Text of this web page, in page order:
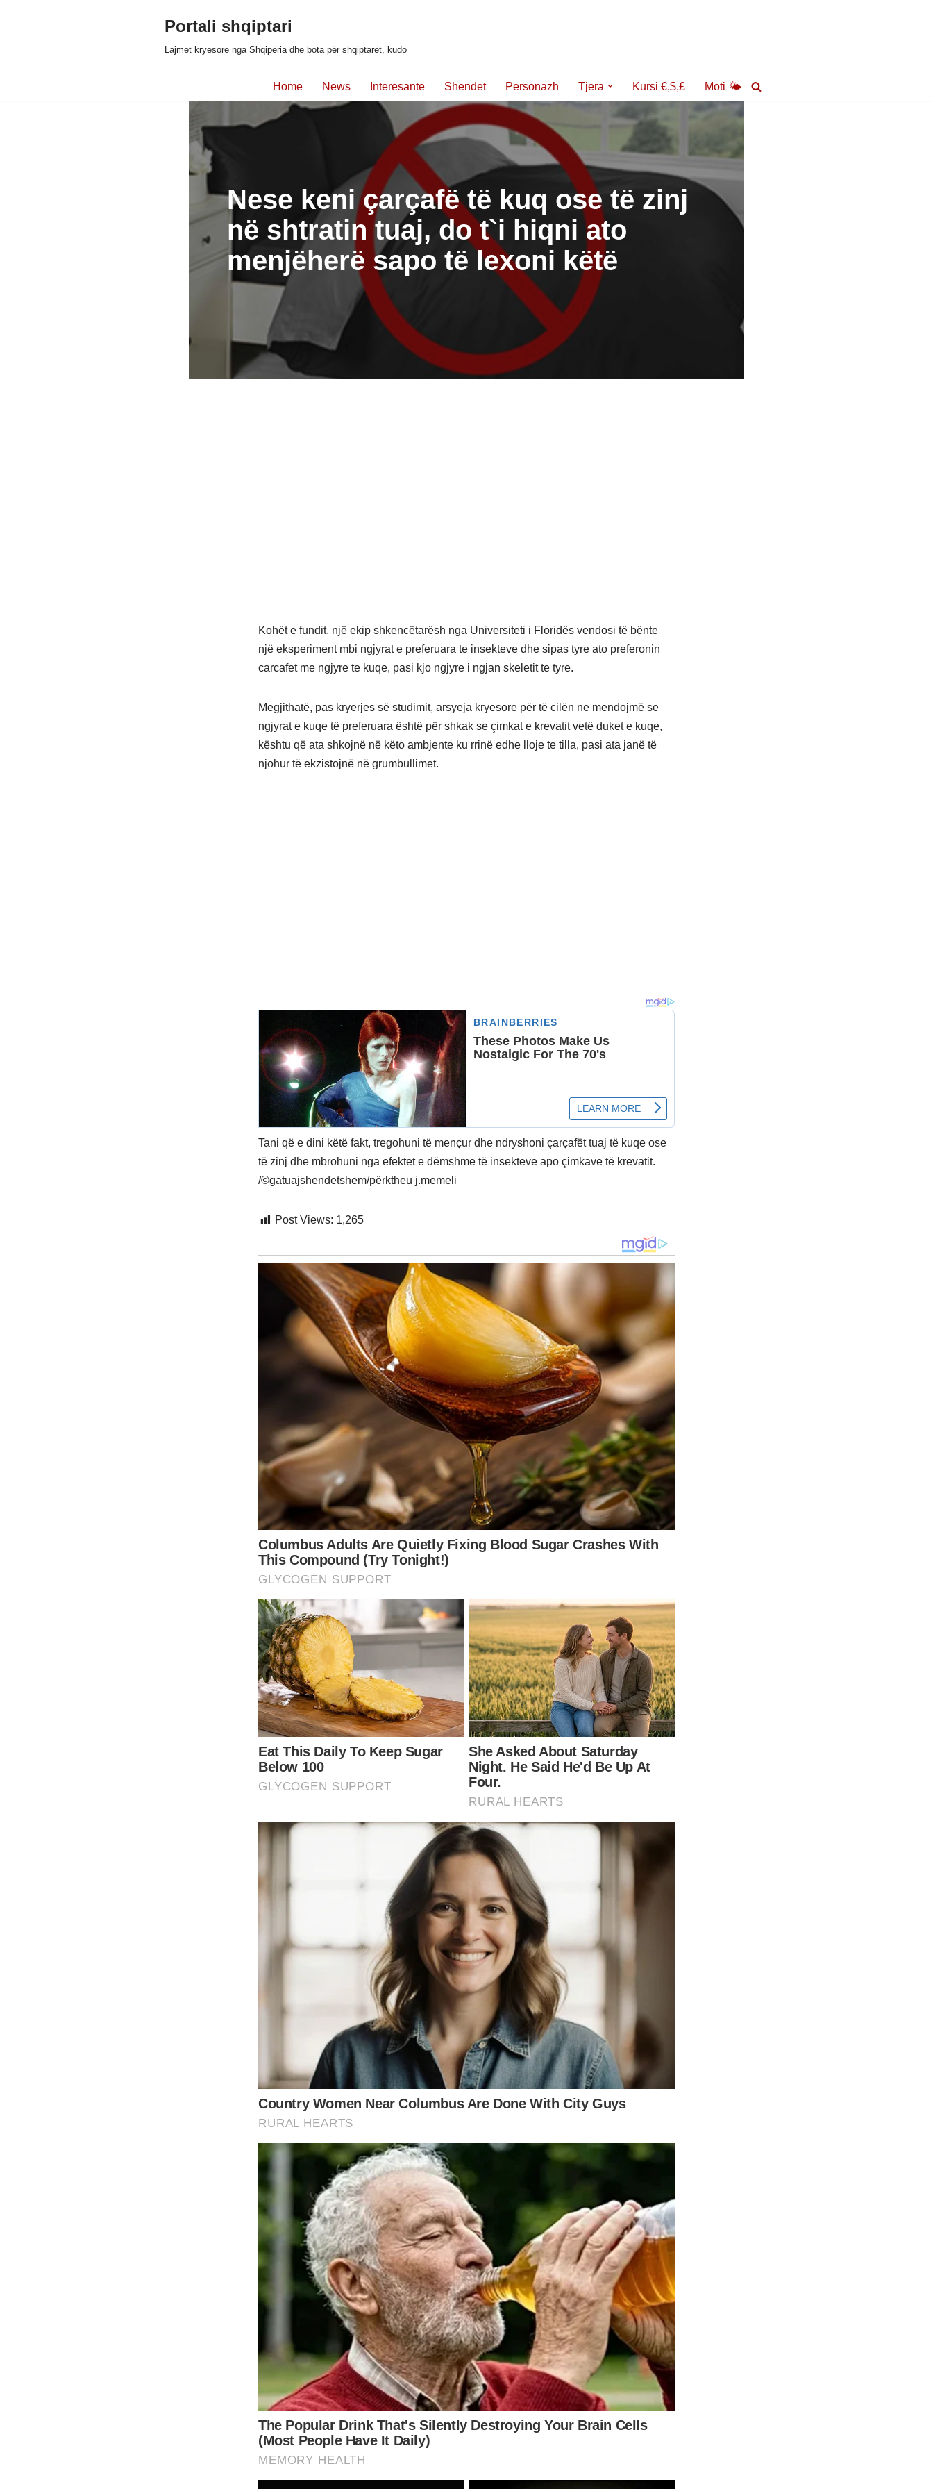
Portali shqiptari
Lajmet kryesore nga Shqipëria dhe bota për shqiptarët, kudo
Home News Interesante Shendet Personazh Tjera Kursi €,$,£ Moti 🌤
Nese keni çarçafë të kuq ose të zinj
në shtratin tuaj, do t`i hiqni ato
menjëherë sapo të lexoni këtë
Kohët e fundit, një ekip shkencëtarësh nga Universiteti i Floridës vendosi të bënte
një eksperiment mbi ngjyrat e preferuara te insekteve dhe sipas tyre ato preferonin
carcafet me ngjyre te kuqe, pasi kjo ngjyre i ngjan skeletit te tyre.
Megjithatë, pas kryerjes së studimit, arsyeja kryesore për të cilën ne mendojmë se
ngjyrat e kuqe të preferuara është për shkak se çimkat e krevatit vetë duket e kuqe,
kështu që ata shkojnë në këto ambjente ku rrinë edhe lloje te tilla, pasi ata janë të
njohur të ekzistojnë në grumbullimet.
Tani që e dini këtë fakt, tregohuni të mençur dhe ndryshoni çarçafët tuaj të kuqe ose
të zinj dhe mbrohuni nga efektet e dëmshme të insekteve apo çimkave të krevatit.
/©gatuajshendetshem/përktheu j.memeli
Post Views: 1,265